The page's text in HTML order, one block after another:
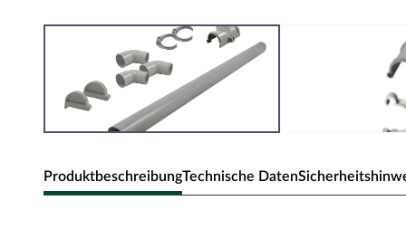
ProduktbeschreibungTechnische Daten